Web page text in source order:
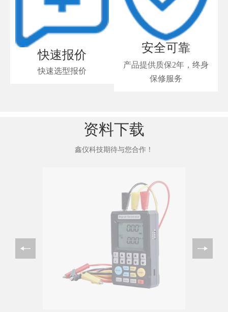
快速报价
快速选型报价
安全可靠
产品提供质保2年，终身
保修服务
资料下载
鑫仪科技期待与您合作！